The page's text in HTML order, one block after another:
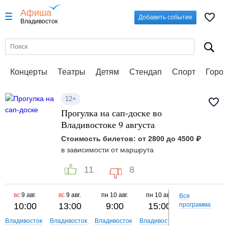
Афиша
Владивосток
Добавить событие
Концерты Театры Детям Стендап Спорт
12+
Прогулка на сап-доске во
Владивостоке 9 августа
Стоимость билетов: от 2800 до 4500 ₽
в зависимости от маршрута
11 8
вс 9 авг.
10:00
Владивосток
вс 9 авг.
13:00
Владивосток
пн 10 авг.
9:00
Владивосток
пн 10 авг.
15:00
Владивосток
18:00
Вся
программа